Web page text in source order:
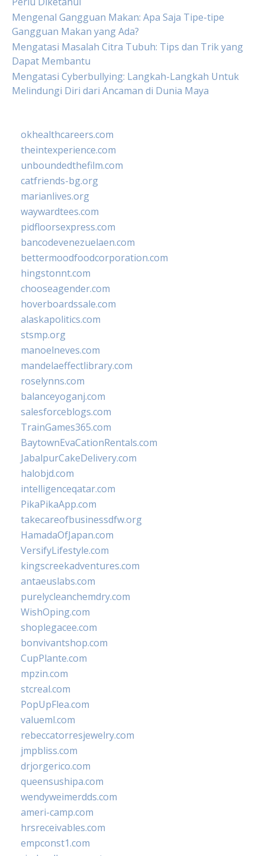
Mengenal Gangguan Makan: Apa Saja Tipe-tipe
Gangguan Makan yang Ada?
Mengatasi Masalah Citra Tubuh: Tips dan Trik yang
Dapat Membantu
Mengatasi Cyberbullying: Langkah-Langkah Untuk
Melindungi Diri dari Ancaman di Dunia Maya
okhealthcareers.com
theintexperience.com
unboundedthefilm.com
catfriends-bg.org
marianlives.org
waywardtees.com
pidfloorsexpress.com
bancodevenezuelaen.com
bettermoodfoodcorporation.com
hingstonnt.com
chooseagender.com
hoverboardssale.com
alaskapolitics.com
stsmp.org
manoelneves.com
mandelaeffectlibrary.com
roselynns.com
balanceyoganj.com
salesforceblogs.com
TrainGames365.com
BaytownEvaCationRentals.com
JabalpurCakeDelivery.com
halobjd.com
intelligenceqatar.com
PikaPikaApp.com
takecareofbusinessdfw.org
HamadaOfJapan.com
VersifyLifestyle.com
kingscreekadventures.com
antaeuslabs.com
purelycleanchemdry.com
WishOping.com
shoplegacee.com
bonvivantshop.com
CupPlante.com
mpzin.com
stcreal.com
PopUpFlea.com
valueml.com
rebeccatorresjewelry.com
jmpbliss.com
drjorgerico.com
queensushipa.com
wendyweimerdds.com
ameri-camp.com
hrsreceivables.com
empconst1.com